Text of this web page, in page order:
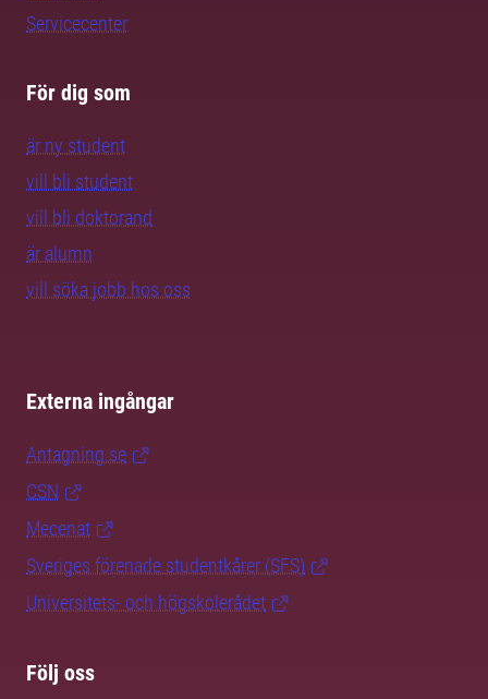
Servicecenter
För dig som
är ny student
vill bli student
vill bli doktorand
är alumn
vill söka jobb hos oss
Externa ingångar
Antagning.se
CSN
Mecenat
Sveriges förenade studentkårer (SFS)
Universitets- och högskolerådet
Följ oss